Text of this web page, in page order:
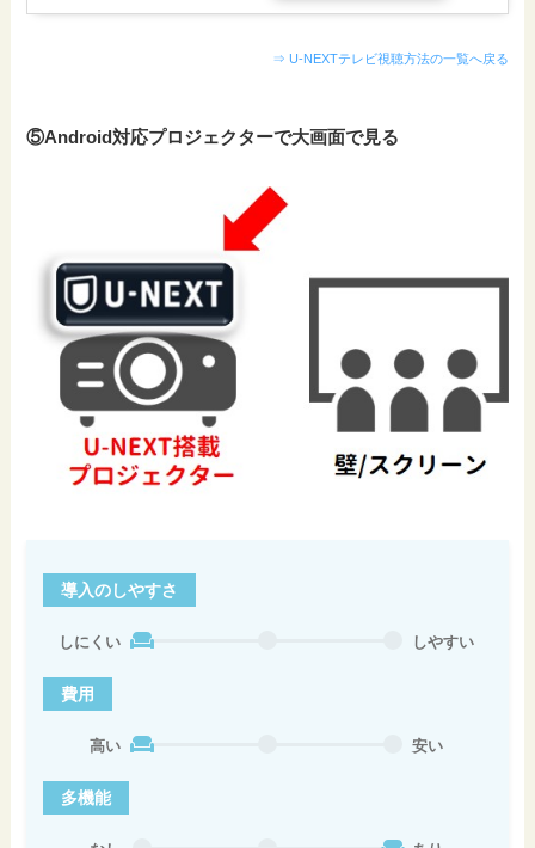
⇒ U-NEXTテレビ視聴方法の一覧へ戻る
⑤Android対応プロジェクターで大画面で見る
導入のしやすさ
しにくい しやすい
費用
高い 安い
多機能